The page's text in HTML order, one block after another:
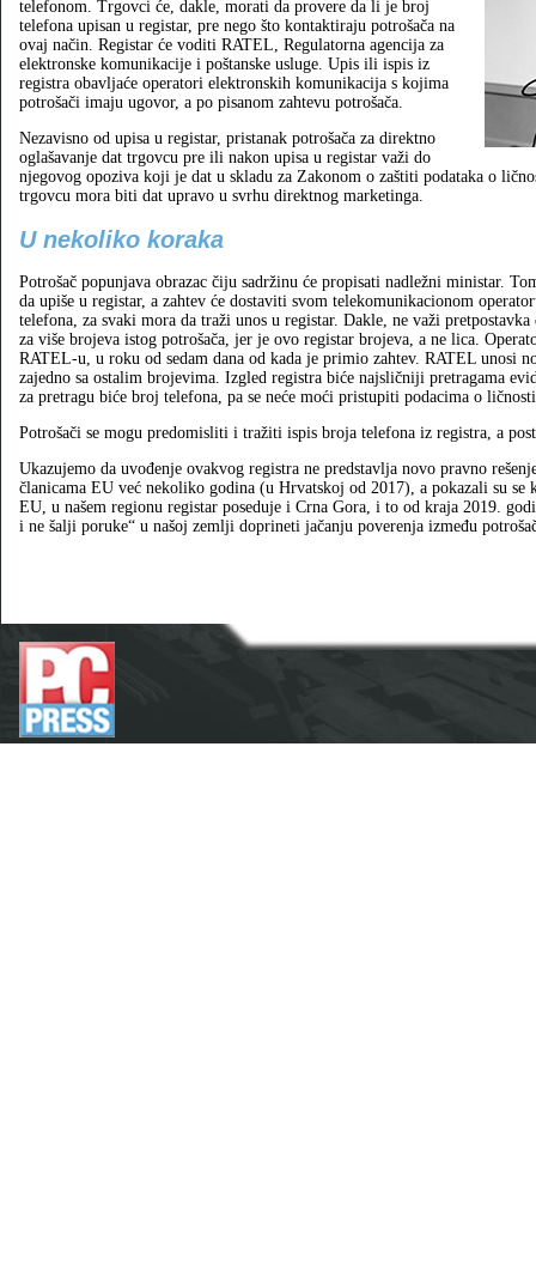
telefonom. Trgovci će, dakle, morati da provere da li je broj
telefona upisan u registar, pre nego što kontaktiraju potrošača na
ovaj način. Registar će voditi RATEL, Regulatorna agencija za
elektronske komunikacije i poštanske usluge. Upis ili ispis iz
registra obavljaće operatori elektronskih komunikacija s kojima
potrošači imaju ugovor, a po pisanom zahtevu potrošača.
Nezavisno od upisa u registar, pristanak potrošača za direktno
oglašavanje dat trgovcu pre ili nakon upisa u registar važi do
njegovog opoziva koji je dat u skladu za Zakonom o zaštiti podataka o
trgovcu mora biti dat upravo u svrhu direktnog marketinga.
U nekoliko koraka
Potrošač popunjava obrazac čiju sadržinu će propisati nadležni ministar.
da upiše u registar, a zahtev će dostaviti svom telekomunikacionom
telefona, za svaki mora da traži unos u registar. Dakle, ne važi
za više brojeva istog potrošača, jer je ovo registar brojeva, a ne lica.
RATEL-u, u roku od sedam dana od kada je primio zahtev. RATEL unosi
zajedno sa ostalim brojevima. Izgled registra biće najsličniji pretragama
za pretragu biće broj telefona, pa se neće moći pristupiti podacima o
Potrošači se mogu predomisliti i tražiti ispis broja telefona iz registra, a
Ukazujemo da uvođenje ovakvog registra ne predstavlja novo pravno
članicama EU već nekoliko godina (u Hrvatskoj od 2017), a pokazali su se
EU, u našem regionu registar poseduje i Crna Gora, i to od kraja 2019.
i ne šalji poruke“ u našoj zemlji doprineti jačanju poverenja između